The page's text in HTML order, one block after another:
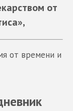
от
от времени и